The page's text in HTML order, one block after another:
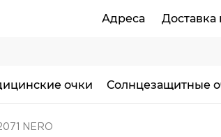
Адреса Доставка
очки Солнцезащитные
NERO